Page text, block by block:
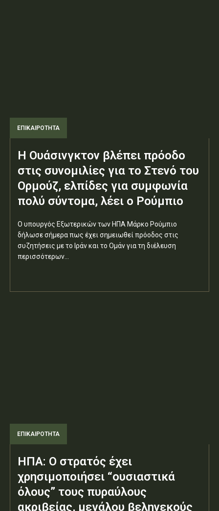
ΕΠΙΚΑΙΡΟΤΗΤΑ
Η Ουάσινγκτον βλέπει πρόοδο
στις συνομιλίες για το Στενό του
Ορμούζ, ελπίδες για συμφωνία
πολύ σύντομα, λέει ο Ρούμπιο
Ο υπουργός Εξωτερικών των ΗΠΑ Μάρκο Ρούμπιο
δήλωσε σήμερα πως έχει σημειωθεί πρόοδος στις
συζητήσεις με το Ιράν και το Ομάν για τη διέλευση
περισσότερων...
ΕΠΙΚΑΙΡΟΤΗΤΑ
ΗΠΑ: Ο στρατός έχει
χρησιμοποιήσει “ουσιαστικά
όλους” τους πυραύλους
ακριβείας, μεγάλου βεληνεκούς